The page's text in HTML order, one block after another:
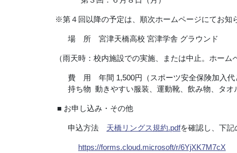
※第４回以降の予定は、順次ホームページにてお知
場 所 宮津天橋高校 宮津学舎 グラウンド
（雨天時：校内施設での実施、または中止。ホーム
費 用 年間 1,500円（スポーツ安全保険加入代
持ち物 動きやすい服装、運動靴、飲み物、タオ
■ お申し込み・その他
申込方法 天橋リングス規約.pdfを確認し、下記
https://forms.cloud.microsoft/r/6YjXK7M7cX